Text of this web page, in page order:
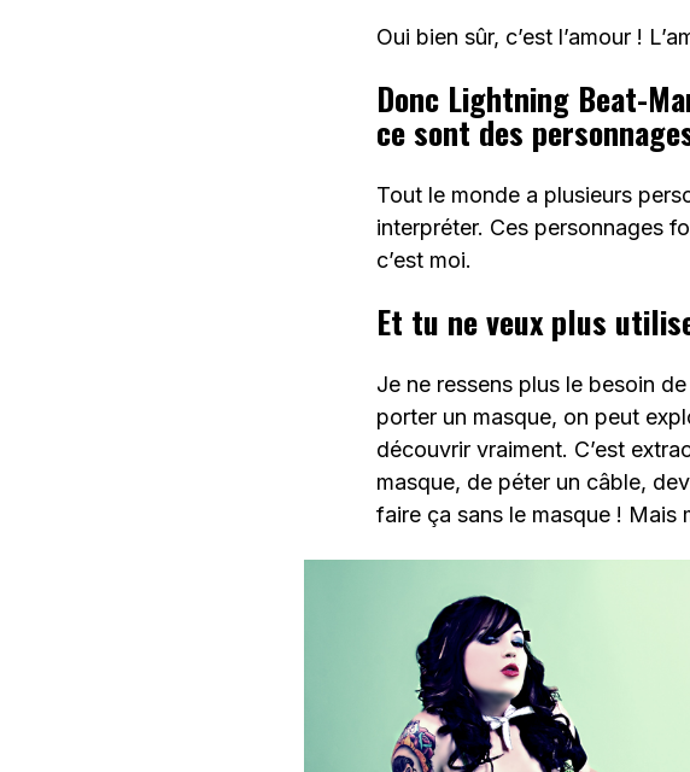
Oui bien sûr, c’est l’amour !
Donc Lightning Beat-
ce sont des
Tout le monde a plusieurs
interpréter. Ces personnages
c’est moi.
Et tu ne veux plus
Je ne ressens plus le besoin
porter un masque, on peut
découvrir vraiment. C’est
masque, de péter un câble,
faire ça sans le masque ! Mais